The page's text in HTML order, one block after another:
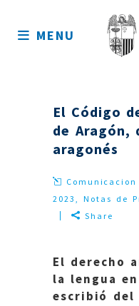
sitio
MENU
El Código
de Aragón,
aragonés
Comunicacion
2023 ,Notas de
Share
El derecho
la lengua
escribió del